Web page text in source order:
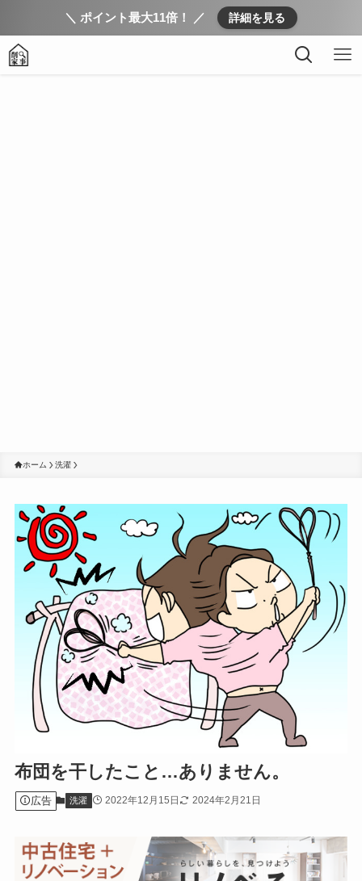
＼ ポイント最大11倍！ ／ 詳細を見る
ホーム 洗濯
布団を干したこと…ありません。
広告 洗濯 2022年12月15日 2024年2月21日